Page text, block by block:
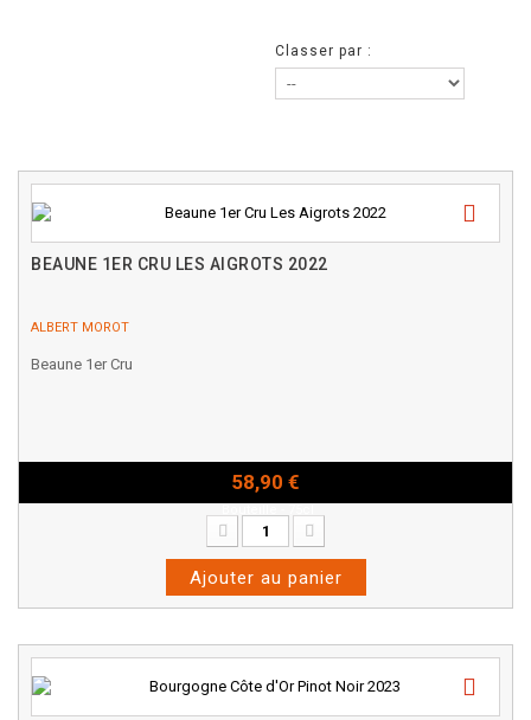
Classer par :
BEAUNE 1ER CRU LES AIGROTS 2022
ALBERT MOROT
Beaune 1er Cru
58,90 €
Ajouter au panier